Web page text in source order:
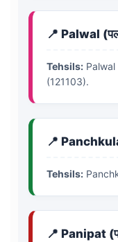
📍 Palwal
Tehsils:
(121103).
📍
Tehsils:
📍 Panipat